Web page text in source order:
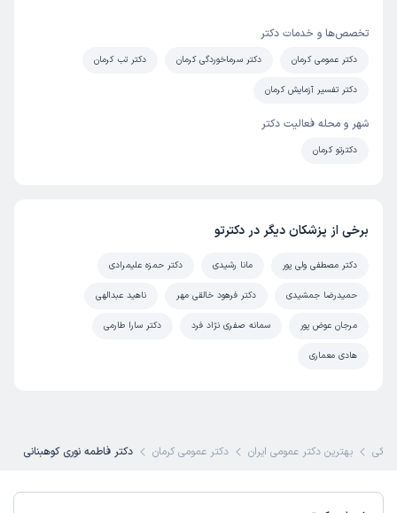
تخصص‌ها و خدمات دکتر
دکتر عمومی کرمان دکتر سرماخوردگی کرمان دکتر تب کرمان
دکتر تفسیر آزمایش کرمان
شهر و محله فعالیت دکتر
دکترتو کرمان
برخی از پزشکان دیگر در دکترتو
دکتر مصطفی ولی پور مانا رشیدی دکتر حمزه علیمرادی
حمیدرضا جمشیدی دکتر فرهود خالقی مهر ناهید عبدالهی
مرجان عوض پور سمانه صفری نژاد فرد دکتر سارا طارمی
هادی معماری
بهترین دکتر عمومی ایران دکتر عمومی کرمان دکتر فاطمه نوری کوهبنانی